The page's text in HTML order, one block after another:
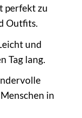
perfekt zu
Outfits.
und
Tag lang.
in